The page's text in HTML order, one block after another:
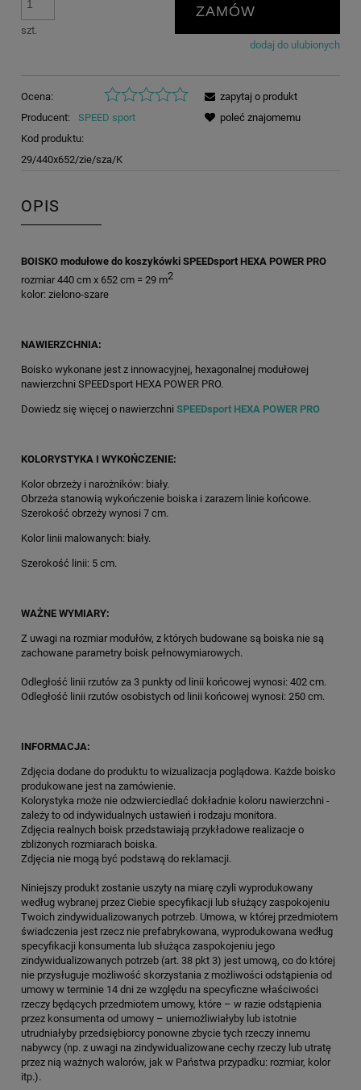
szt.
ZAMÓW
dodaj do ulubionych
Ocena:
Producent:
SPEED sport
Kod produktu:
29/440x652/zie/sza/K
zapytaj o produkt
poleć znajomemu
OPIS
BOISKO modułowe do koszykówki SPEEDsport HEXA POWER PRO
rozmiar 440 cm x 652 cm = 29 m2
kolor: zielono-szare
NAWIERZCHNIA:
Boisko wykonane jest z innowacyjnej, hexagonalnej modułowej
nawierzchni SPEEDsport HEXA POWER PRO.
Dowiedz się więcej o nawierzchni SPEEDsport HEXA POWER PRO
KOLORYSTYKA I WYKOŃCZENIE:
Kolor obrzeży i narożników: biały.
Obrzeża stanowią wykończenie boiska i zarazem linie końcowe.
Szerokość obrzeży wynosi 7 cm.
Kolor linii malowanych: biały.
Szerokość linii: 5 cm.
WAŻNE WYMIARY:
Z uwagi na rozmiar modułów, z których budowane są boiska nie są
zachowane parametry boisk pełnowymiarowych.
Odległość linii rzutów za 3 punkty od linii końcowej wynosi: 402 cm.
Odległość linii rzutów osobistych od linii końcowej wynosi: 250 cm.
INFORMACJA:
Zdjęcia dodane do produktu to wizualizacja poglądowa. Każde boisko
produkowane jest na zamówienie.
Kolorystyka może nie odzwierciedlać dokładnie koloru nawierzchni -
zależy to od indywidualnych ustawień i rodzaju monitora.
Zdjęcia realnych boisk przedstawiają przykładowe realizacje o
zbliżonych rozmiarach boiska.
Zdjęcia nie mogą być podstawą do reklamacji.
Niniejszy produkt zostanie uszyty na miarę czyli wyprodukowany
według wybranej przez Ciebie specyfikacji lub służący zaspokojeniu
Twoich zindywidualizowanych potrzeb. Umowa, w której przedmiotem
świadczenia jest rzecz nie prefabrykowana, wyprodukowana według
specyfikacji konsumenta lub służąca zaspokojeniu jego
zindywidualizowanych potrzeb (art. 38 pkt 3) jest umową, co do której
nie przysługuje możliwość skorzystania z możliwości odstąpienia od
umowy w terminie 14 dni ze względu na specyficzne właściwości
rzeczy będących przedmiotem umowy, które – w razie odstąpienia
przez konsumenta od umowy – uniemożliwiałyby lub istotnie
utrudniałyby przedsiębiorcy ponowne zbycie tych rzeczy innemu
nabywcy (np. z uwagi na zindywidualizowane cechy rzeczy lub utratę
przez nią ważnych walorów, jak w Państwa przypadku: rozmiar, kolor
itp.).